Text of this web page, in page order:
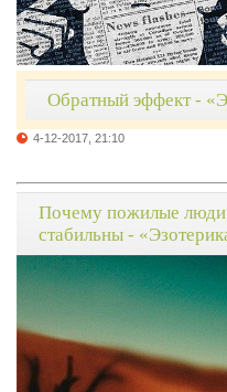
Обратный эффект -
4-12-2017, 21:10
Почему пожилые люди
стабильны -